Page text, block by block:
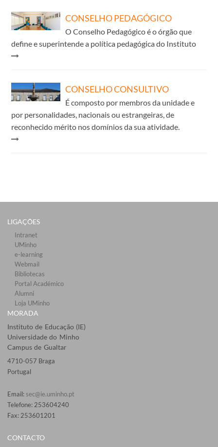
CONSELHO PEDAGÓGICO
O Conselho Pedagógico é o órgão que
define e superintende a política pedagógica do Instituto
CONSELHO CONSULTIVO
É composto por membros da unidade e
por personalidades, nacionais ou estrangeiras, de
reconhecido mérito nos domínios da sua atividade.
LIGAÇÕES​
Intranet
UMinho
e-learning
Webmail​
Bibliotecas​
Portal Académico
Alumni
Loja UMinho
MORADA
Instituto de Educação (IE)
Universidade do Minho
Campus de Gualtar
4710-057 Braga
Portugal
Email: sec@ie.uminho.pt
Telefone: 253604240
Fax: 253601201​
CONTACTO